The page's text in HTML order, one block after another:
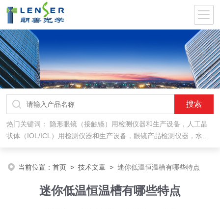
热门关键词： 隐形眼镜（接触镜）用检测仪器和生产设备，人工晶
状体（IOL/ICL）用检测仪器和生产设备，眼镜产品检测仪器，水气
当前位置：首页 >技术文章 >迷你低温恒温槽有哪些特点
迷你低温恒温槽有哪些特点